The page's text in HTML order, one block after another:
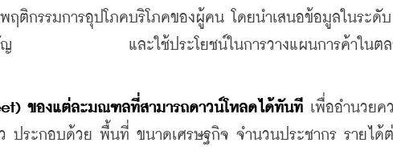
ติกรรมการอุปโภคบริโภคของผู้คน โดยนำเสนอข้อมูลในระดั
คัญ                และใช้ประโยชน์ในการวางแผนการค้าในต
ของแต่ละมณฑลที่สามารถดาวน์โหลดได้ทันที เพื่ออำนวยค
ร็ว ประกอบด้วย พื้นที่ ขนาดเศรษฐกิจ จำนวนประชากร รายได้